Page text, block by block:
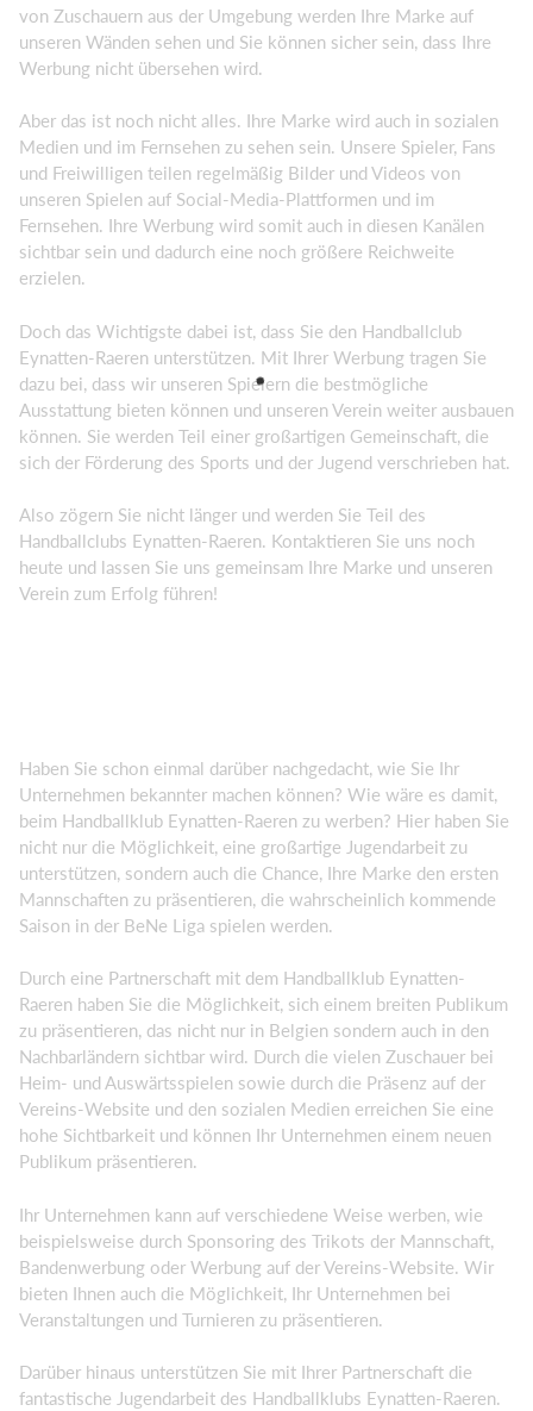
von Zuschauern aus der Umgebung werden Ihre Marke auf
unseren Wänden sehen und Sie können sicher sein, dass Ihre
Werbung nicht übersehen wird.
Aber das ist noch nicht alles. Ihre Marke wird auch in sozialen
Medien und im Fernsehen zu sehen sein. Unsere Spieler, Fans
und Freiwilligen teilen regelmäßig Bilder und Videos von
unseren Spielen auf Social-Media-Plattformen und im
Fernsehen. Ihre Werbung wird somit auch in diesen Kanälen
sichtbar sein und dadurch eine noch größere Reichweite
erzielen.
Doch das Wichtigste dabei ist, dass Sie den Handballclub
Eynatten-Raeren unterstützen. Mit Ihrer Werbung tragen Sie
dazu bei, dass wir unseren Spielern die bestmögliche
Ausstattung bieten können und unseren Verein weiter ausbauen
können. Sie werden Teil einer großartigen Gemeinschaft, die
sich der Förderung des Sports und der Jugend verschrieben hat.
Also zögern Sie nicht länger und werden Sie Teil des
Handballclubs Eynatten-Raeren. Kontaktieren Sie uns noch
heute und lassen Sie uns gemeinsam Ihre Marke und unseren
Verein zum Erfolg führen!
Haben Sie schon einmal darüber nachgedacht, wie Sie Ihr
Unternehmen bekannter machen können? Wie wäre es damit,
beim Handballklub Eynatten-Raeren zu werben? Hier haben Sie
nicht nur die Möglichkeit, eine großartige Jugendarbeit zu
unterstützen, sondern auch die Chance, Ihre Marke den ersten
Mannschaften zu präsentieren, die wahrscheinlich kommende
Saison in der BeNe Liga spielen werden.
Durch eine Partnerschaft mit dem Handballklub Eynatten-
Raeren haben Sie die Möglichkeit, sich einem breiten Publikum
zu präsentieren, das nicht nur in Belgien sondern auch in den
Nachbarländern sichtbar wird. Durch die vielen Zuschauer bei
Heim- und Auswärtsspielen sowie durch die Präsenz auf der
Vereins-Website und den sozialen Medien erreichen Sie eine
hohe Sichtbarkeit und können Ihr Unternehmen einem neuen
Publikum präsentieren.
Ihr Unternehmen kann auf verschiedene Weise werben, wie
beispielsweise durch Sponsoring des Trikots der Mannschaft,
Bandenwerbung oder Werbung auf der Vereins-Website. Wir
bieten Ihnen auch die Möglichkeit, Ihr Unternehmen bei
Veranstaltungen und Turnieren zu präsentieren.
Darüber hinaus unterstützen Sie mit Ihrer Partnerschaft die
fantastische Jugendarbeit des Handballklubs Eynatten-Raeren.